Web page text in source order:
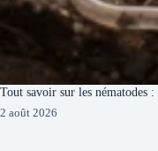
Tout savoir sur les
2 août 2026